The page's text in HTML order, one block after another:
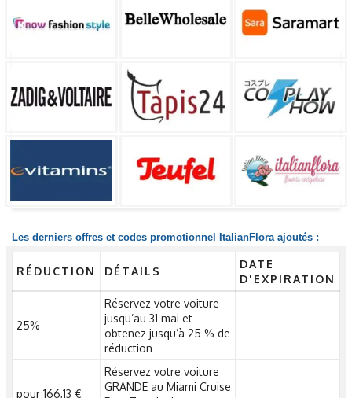
Les derniers offres et codes promotionnel ItalianFlora ajoutés :
RÉDUCTION DÉTAILS
DATE
D'EXPIRATION
25%
Réservez votre voiture
jusqu’au 31 mai et
obtenez jusqu’à 25 % de
réduction
pour 166,13 €
Réservez votre voiture
GRANDE au Miami Cruise